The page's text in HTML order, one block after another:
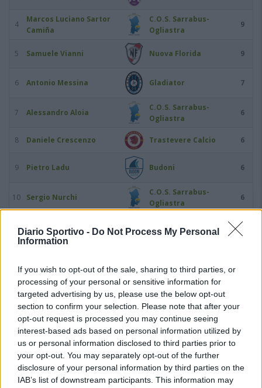
Diario Sportivo - Do Not Process My Personal
Information
If you wish to opt-out of the sale, sharing to third parties, or
processing of your personal or sensitive information for
targeted advertising by us, please use the below opt-out
section to confirm your selection. Please note that after your
opt-out request is processed you may continue seeing
interest-based ads based on personal information utilized by
us or personal information disclosed to third parties prior to
your opt-out. You may separately opt-out of the further
disclosure of your personal information by third parties on the
IAB’s list of downstream participants. This information may
4
Marcos Luciano Sartor
Camiña
C.O.S. Sarrabus-
Ogliastra
9
5 Samuele Vianni Nuova Florida 9
6 Antonio Messina Gladiator 7
7 Alessandro Aloia
C.O.S. Sarrabus-
Ogliastra
6
8 Daniele Crescenzo Trastevere Calcio 6
9 Pietro Ladu Budoni 6
10 Sergio Nurchi
C.O.S. Sarrabus-
Ogliastra
6
5
13 Ciro Foggia Cavese 1919
14 Simone Icardi Trastevere Calcio
15 Fabrizio Lilli Anzio Calcio 1924 5
Yuri Limongelli Nuova Florida